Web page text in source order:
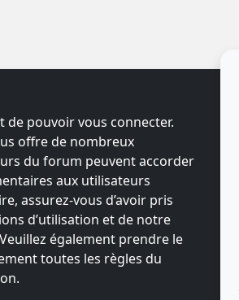
de pouvoir vous connecter.
offre de nombreux
du forum peuvent accorder
aux utilisateurs
assurez-vous d’avoir pris
d’utilisation et de notre
également prendre le
toutes les règles du